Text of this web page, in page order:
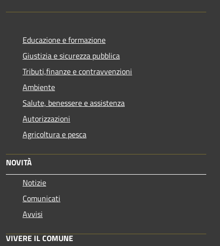
Educazione e formazione
Giustizia e sicurezza pubblica
Tributi,finanze e contravvenzioni
Ambiente
Salute, benessere e assistenza
Autorizzazioni
Agricoltura e pesca
NOVITÀ
Notizie
Comunicati
Avvisi
VIVERE IL COMUNE